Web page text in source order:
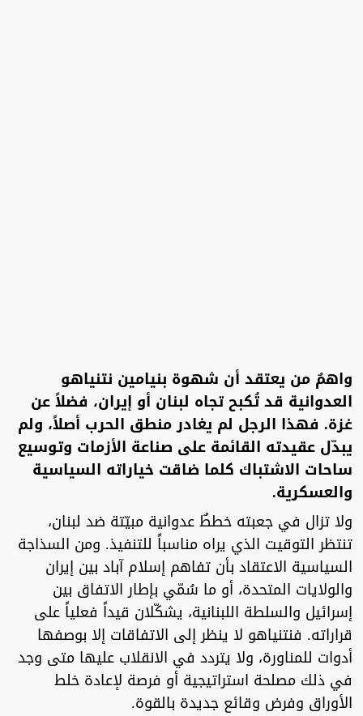
واهمٌ من يعتقد أن شهوة بنيامين نتنياهو
العدوانية قد تُكبح تجاه لبنان أو إيران، فضلاً عن
غزة. فهذا الرجل لم يغادر منطق الحرب أصلاً، ولم
يبدّل عقيدته القائمة على صناعة الأزمات وتوسيع
ساحات الاشتباك كلما ضاقت خياراته السياسية
والعسكرية.
ولا تزال في جعبته خططٌ عدوانية مبيّتة ضد لبنان،
تنتظر التوقيت الذي يراه مناسباً للتنفيذ. ومن السذاجة
السياسية الاعتقاد بأن تفاهم إسلام آباد بين إيران
والولايات المتحدة، أو ما سُمّي بإطار الاتفاق بين
إسرائيل والسلطة اللبنانية، يشكّلان قيداً فعلياً على
قراراته. فنتنياهو لا ينظر إلى الاتفاقات إلا بوصفها
أدوات للمناورة، ولا يتردد في الانقلاب عليها متى وجد
في ذلك مصلحة استراتيجية أو فرصة لإعادة خلط
الأوراق وفرض وقائع جديدة بالقوة.